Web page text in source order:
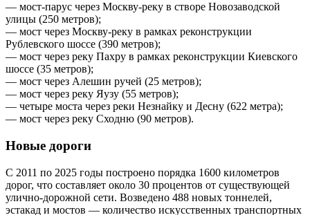
— мост-парус через Москву-реку в створе Новозаводской
улицы (250 метров);
— мост через Москву-реку в рамках реконструкции
Рублевского шоссе (390 метров);
— мост через реку Пахру в рамках реконструкции Киевского
шоссе (35 метров);
— мост через Алешин ручей (25 метров);
— мост через реку Яузу (55 метров);
— четыре моста через реки Незнайку и Десну (622 метра);
— мост через реку Сходню (90 метров).
Новые дороги
С 2011 по 2025 годы построено порядка 1600 километров
дорог, что составляет около 30 процентов от существующей
улично-дорожной сети. Возведено 488 новых тоннелей,
эстакад и мостов — количество искусственных транспортных